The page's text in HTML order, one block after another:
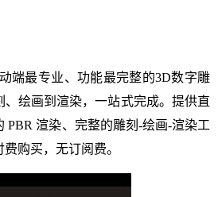
端最专业、功能最完整的3D数字雕
绘画到渲染，一站式完成。提供直
PBR 渲染、完整的雕刻-绘画-渲染工
购买，无订阅费。